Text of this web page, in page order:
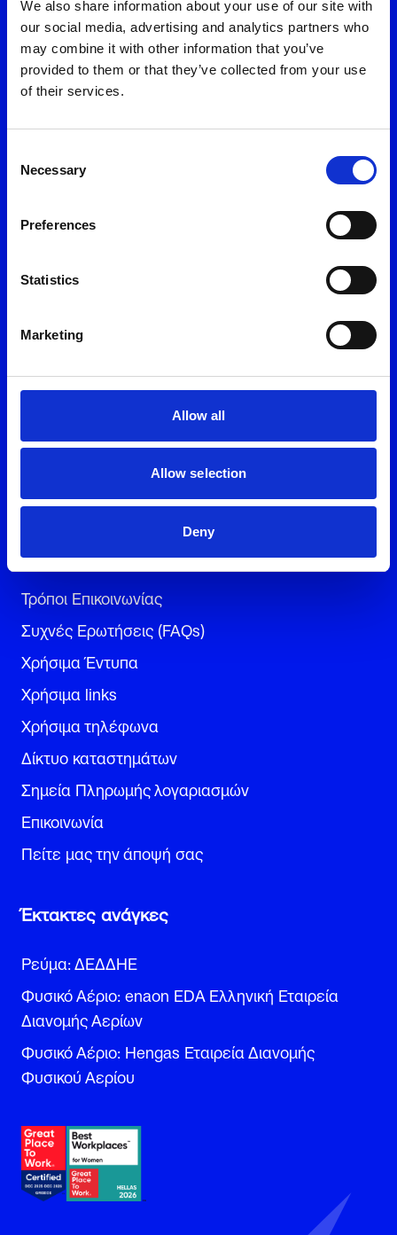
We also share information about your use of our site with
our social media, advertising and analytics partners who
may combine it with other information that you’ve
provided to them or that they’ve collected from your use
of their services.
Selection
Necessary
Preferences
Statistics
Marketing
Allow all
Allow selection
Deny
Αποδέχομαι τη χρήση των στοιχείων μου από την Volton και
τους συνεργάτες της για την καλύτερη εξυπηρέτησή μου,
σύμφωνα με τηνΠολιτική Προστασίας Προσωπικών Δεδομένων
*
(το κόστος της κλήσης ορίζεται σύμφωνα με τον ισχύοντα
τιμοκατάλογο του εκάστοτε παρόχου)
216 300 1000
και σταθερά)
Φυσικό Αέριο για το σπίτι
Τρόποι Επικοινωνίας
Συχνές Ερωτήσεις (FAQs)
Χρήσιμα Έντυπα
Χρήσιμα links
Χρήσιμα τηλέφωνα
Δίκτυο καταστημάτων
Σημεία Πληρωμής λογαριασμών
Επικοινωνία
Πείτε μας την άποψή σας
Έκτακτες ανάγκες
Ρεύμα: ΔΕΔΔΗΕ
Φυσικό Αέριο: enaon EDA Ελληνική Εταιρεία
Διανομής Αερίων
Φυσικό Αέριο: Hengas Εταιρεία Διανομής
Φυσικού Αερίου